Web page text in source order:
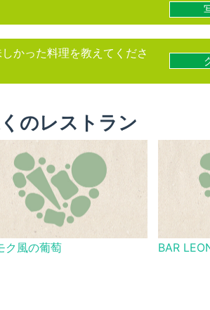
かった料理を教えてくださ
のレストラン
ク風の葡萄 BAR